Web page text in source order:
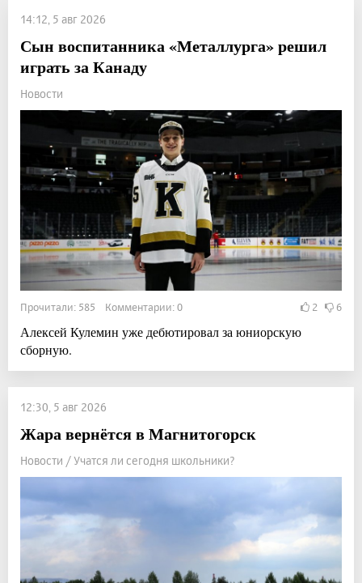
14:12, 5 авг 2026
Сын воспитанника «Металлурга» решил
играть за Канаду
Новости
Прочитали: 585 Комментарии: 0 2 6
Алексей Кулемин уже дебютировал за юниорскую
сборную.
12:30, 5 авг 2026
Жара вернётся в Магнитогорск
Новости / Учатся ли сегодня школьники?